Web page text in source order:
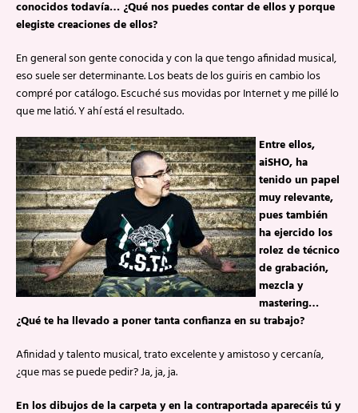
conocidos todavía… ¿Qué nos puedes contar de ellos y porque
elegiste creaciones de ellos?
En general son gente conocida y con la que tengo afinidad musical,
eso suele ser determinante. Los beats de los guiris en cambio los
compré por catálogo. Escuché sus movidas por Internet y me pillé lo
que me latió. Y ahí está el resultado.
Entre ellos,
aiSHO, ha
tenido un papel
muy relevante,
pues también
ha ejercido los
rolez de técnico
de grabación,
mezcla y
mastering…
¿Qué te ha llevado a poner tanta confianza en su trabajo?
Afinidad y talento musical, trato excelente y amistoso y cercanía,
¿que mas se puede pedir? Ja, ja, ja.
En los dibujos de la carpeta y en la contraportada aparecéis tú y